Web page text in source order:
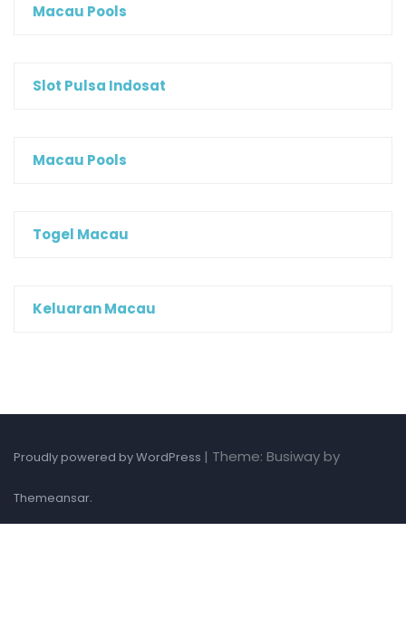
Macau Pools
Slot Pulsa Indosat
Macau Pools
Togel Macau
Keluaran Macau
Proudly powered by WordPress | Theme: Busiway by
Themeansar.